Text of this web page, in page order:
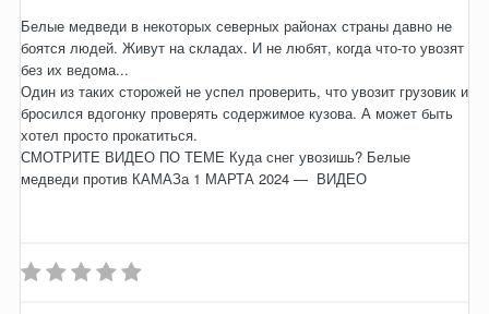
Белые медведи в некоторых северных районах страны давно не
боятся людей. Живут на складах. И не любят, когда что-то увозят
без их ведома...
Один из таких сторожей не успел проверить, что увозит грузовик и
бросился вдогонку проверять содержимое кузова. А может быть
хотел просто прокатиться.
СМОТРИТЕ ВИДЕО ПО ТЕМЕ Куда снег увозишь? Белые
медведи против КАМАЗа 1 МАРТА 2024 — ВИДЕО